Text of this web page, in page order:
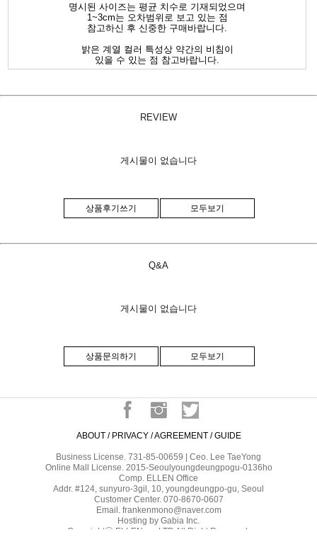
명시된 사이즈는 평균 치수로 기재되었으며
1~3cm는 오차범위로 보고 있는 점
참고하신 후 신중한 구매바랍니다.
밝은 계열 컬러 특성상 약간의 비침이
있을 수 있는 점 참고바랍니다.
REVIEW
게시물이 없습니다
상품후기쓰기 모두보기
Q&A
게시물이 없습니다
상품문의하기 모두보기
ABOUT / PRIVACY /AGREEMENT / GUIDE
Business License. 731-85-00659 | Ceo. Lee TaeYong
Online Mall License. 2015-Seoulyoungdeungpogu-0136ho
Comp. ELLEN Office
Addr. #124, sunyuro-3gil, 10, youngdeungpo-gu, Seoul
Customer Center. 070-8670-0607
Email. frankenmono@naver.com
Hosting by Gabia Inc.
Copyrightⓒ ELLEN co.,LTD All Right Reserved.